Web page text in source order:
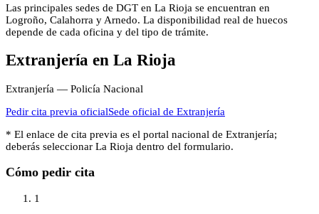
Las principales sedes de DGT en La Rioja se encuentran en
Logroño, Calahorra y Arnedo. La disponibilidad real de huecos
depende de cada oficina y del tipo de trámite.
Extranjería en La Rioja
Extranjería — Policía Nacional
Pedir cita previa oficialSede oficial de Extranjería
* El enlace de cita previa es el portal nacional de Extranjería;
deberás seleccionar La Rioja dentro del formulario.
Cómo pedir cita
1